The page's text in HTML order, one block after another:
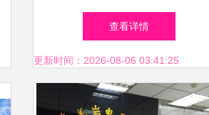
车行业的商业智能变革
查看详情
更新时间：2026-08-06 03:41:25